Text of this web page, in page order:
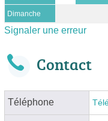
Dimanche
Signaler une erreur
Contact
Téléphone